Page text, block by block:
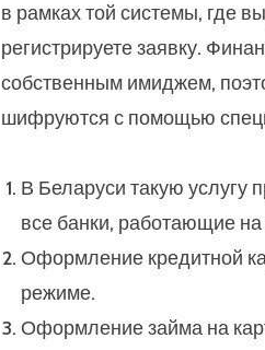
в рамках той системы, где вы
регистрируете заявку.
собственным имиджем,
шифруются с помощью
В Беларуси такую услугу
все банки, работающие на
Оформление кредитной
режиме.
Оформление займа на